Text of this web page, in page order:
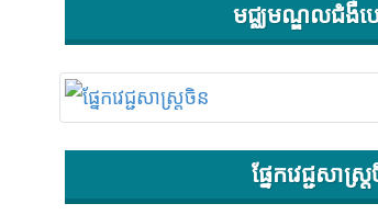
មជ្ឈមណ្ឌលជំងឺប
ផ្នែកវេជ្ជសាស្ត្